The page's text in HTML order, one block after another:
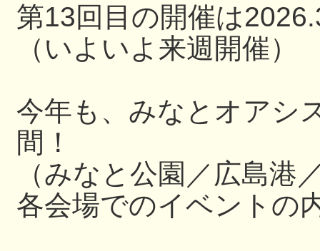
第13回目の開催は
（いよいよ来週開催）
今年も、みなとオアシ
間！
（みなと公園／広島港
各会場でのイベントの